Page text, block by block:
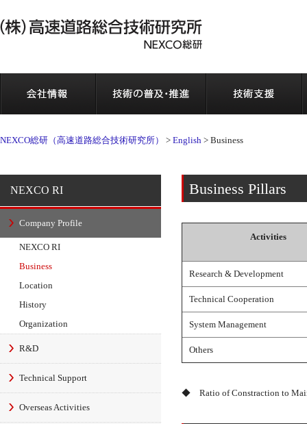
NEXCO総研（高速道路総合技術研究所） > English > Business
Business Pillars
Activities
Research & Development
Technical Cooperation
System Management
Others
◆ Ratio of Constraction to
NEXCO RI
Company Profile
NEXCO RI
Business
Location
History
Organization
R&D
Technical Support
Overseas Activities